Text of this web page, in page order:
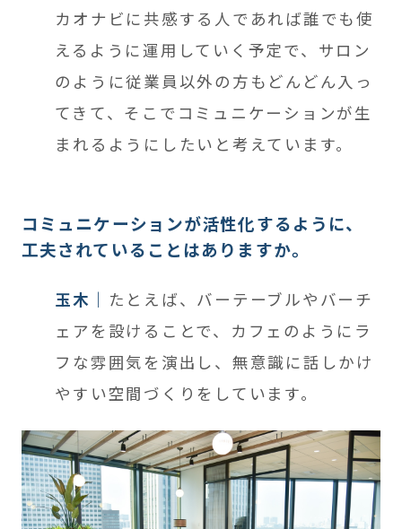
カオナビに共感する人であれば誰でも使
えるように運用していく予定で、サロン
のように従業員以外の方もどんどん入っ
てきて、そこでコミュニケーションが生
まれるようにしたいと考えています。
コミュニケーションが活性化するように、
工夫されていることはありますか。
玉木
たとえば、バーテーブルやバーチ
ェアを設けることで、カフェのようにラ
フな雰囲気を演出し、無意識に話しかけ
やすい空間づくりをしています。